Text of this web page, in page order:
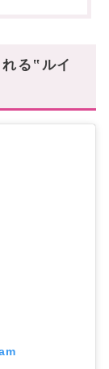
る‟ルイ